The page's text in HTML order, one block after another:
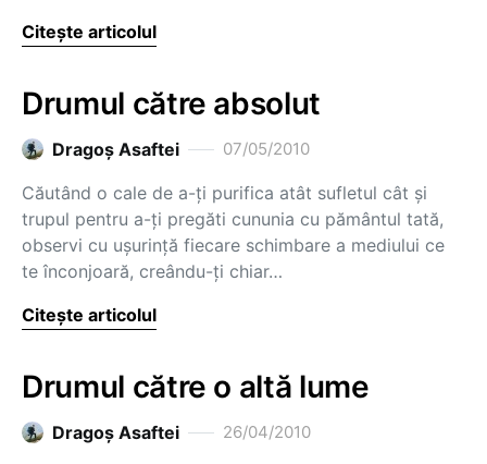
Citește articolul
Drumul către absolut
Dragoş Asaftei 07/05/2010
Căutând o cale de a-ţi purifica atât sufletul cât şi
trupul pentru a-ţi pregăti cununia cu pământul tată,
observi cu uşurinţă fiecare schimbare a mediului ce
te înconjoară, creându-ţi chiar…
Citește articolul
Drumul către o altă lume
Dragoş Asaftei 26/04/2010